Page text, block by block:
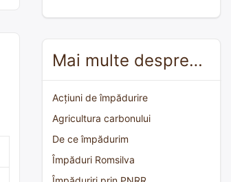
Mai multe despre…
Acțiuni de împădurire
Agricultura carbonului
De ce împădurim
Împăduri Romsilva